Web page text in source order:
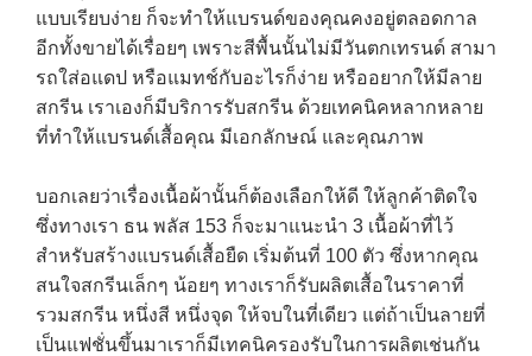
แบบเรียบง่าย ก็จะทำให้แบรนด์ของคุณคงอยู่ตลอดกาล
อีกทั้งขายได้เรื่อยๆ เพราะสีพื้นนั้นไม่มีวันตกเทรนด์ สามา
รถใส่อแดป หรือแมทช์กับอะไรก็ง่าย หรืออยากให้มีลาย
สกรีน เราเองก็มีบริการรับสกรีน ด้วยเทคนิคหลากหลาย
ที่ทำให้แบรนด์เสื้อคุณ มีเอกลักษณ์ และคุณภาพ
บอกเลยว่าเรื่องเนื้อผ้านั้นก็ต้องเลือกให้ดี ให้ลูกค้าติดใจ
ซึ่งทางเรา ธน พลัส 153 ก็จะมาแนะนำ 3 เนื้อผ้าที่ไว้
สำหรับสร้างแบรนด์เสื้อยืด เริ่มต้นที่ 100 ตัว ซึ่งหากคุณ
สนใจสกรีนเล็กๆ น้อยๆ ทางเราก็รับผลิตเสื้อในราคาที่
รวมสกรีน หนึ่งสี หนึ่งจุด ให้จบในที่เดียว แต่ถ้าเป็นลายที่
เป็นแฟชั่นขึ้นมาเราก็มีเทคนิครองรับในการผลิตเช่นกัน